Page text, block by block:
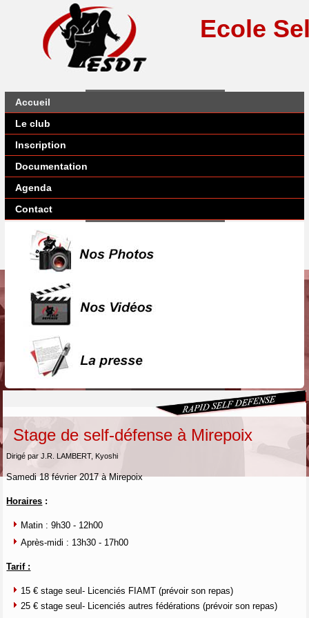
Ecole
Accueil
Le club
Inscription
Documentation
Agenda
Contact
Stage de self-défense à Mirepoix
Dirigé par J.R. LAMBERT, Kyoshi
Samedi 18 février 2017 à Mirepoix
Horaires :
Matin : 9h30 - 12h00
Après-midi : 13h30 - 17h00
Tarif :
15 € stage seul- Licenciés FIAMT (prévoir son repas)
25 € stage seul- Licenciés autres fédérations (prévoir son repas)